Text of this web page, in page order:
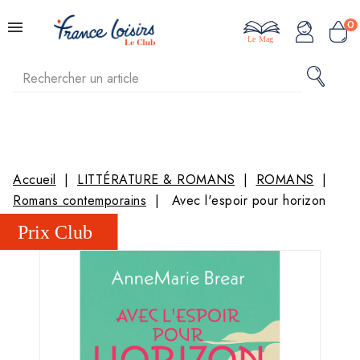
0
Le Mag
Accueil LITTÉRATURE & ROMANS
ROMANS
Romans contemporains
Avec l'espoir pour horizon